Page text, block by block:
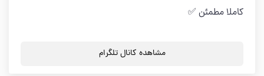
کاملا مطمئن ✅
مشاهده کانال تلگرام